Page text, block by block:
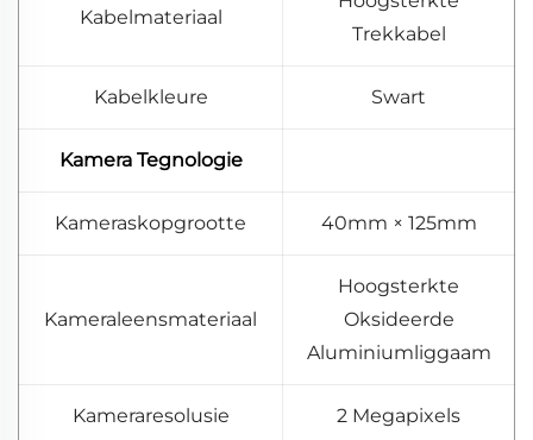
Kabelmateriaal
Trekkabel
Kabelkleure Swart
Kamera Tegnologie
Kameraskopgrootte 40mm × 125mm
Kameraleensmateriaal
Hoogsterkte
Oksideerde
Aluminiumliggaam
Kameraresolusie 2 Megapixels